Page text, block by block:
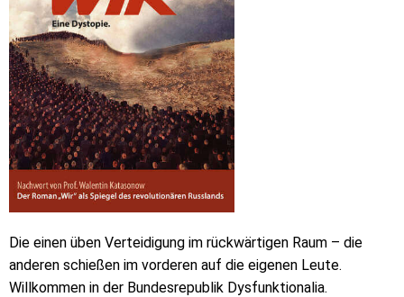
Die einen üben Verteidigung im rückwärtigen Raum – die
anderen schießen im vorderen auf die eigenen Leute.
Willkommen in der Bundesrepublik Dysfunktionalia.